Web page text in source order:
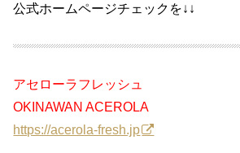
公式ホームページチェックを↓↓
アセローラフレッシュ
OKINAWAN ACEROLA
https://acerola-fresh.jp